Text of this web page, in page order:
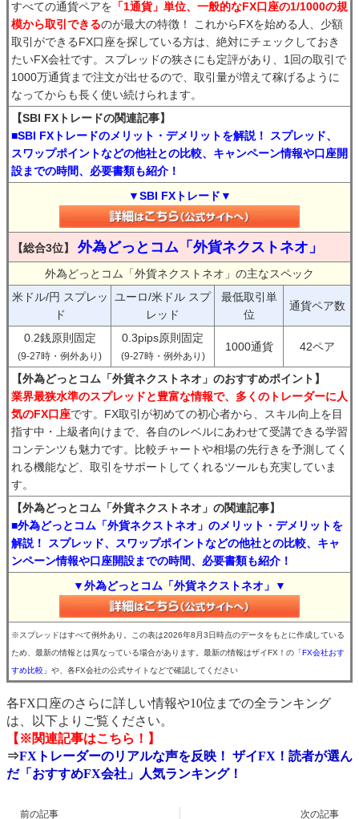
すべての通貨ペアを 「1通貨」単位、一般的なFX口座の1/1000の規
模から取引できるのが最大の特徴！ これからFXを始める人、少額
取引ができるFX口座を探している方は、絶対にチェックしておき
たいFX会社です。スプレッドの狭さにも定評があり、1回の取引で
1000万通貨まで注文が出せるので、取引量が増えて稼げるように
なってからも長く使い続けられます。
【SBI FXトレードの関連記事】
■SBI FXトレードのメリット・デメリットを解説！ スプレッド、
スワップポイントなどの他社との比較、キャンペーン情報や口座開
設までの時間、必要書類も紹介！
▼SBI FXトレード▼
【総合3位】 外為どっとコム「外貨ネクストネオ」
外為どっとコム「外貨ネクストネオ」の主なスペック
米ドル/円 スプレッ
ド
ユーロ/米ドル スプ
レッド
最低取引単
位
通貨ペア数
0.2銭原則固定
(9-27時・例外あり)
0.3pips原則固定
(9-27時・例外あり)
1000通貨 42ペア
【外為どっとコム「外貨ネクストネオ」のおすすめポイント】
業界最狭水準のスプレッドと豊富な情報で、多くのトレーダーに人
気のFX口座です。FX取引が初めての初心者から、スキル向上を目
指す中・上級者向けまで、各自のレベルにあわせて受講できる学習
コンテンツも魅力です。比較チャートや相場の先行きを予測してく
れる機能など、取引をサポートしてくれるツールも充実していま
す。
【外為どっとコム「外貨ネクストネオ」の関連記事】
■外為どっとコム「外貨ネクストネオ」のメリット・デメリットを
解説！ スプレッド、スワップポイントなどの他社との比較、キャ
ンペーン情報や口座開設までの時間、必要書類も紹介！
▼外為どっとコム「外貨ネクストネオ」▼
※スプレッドはすべて例外あり。この表は2026年8月3日時点のデータをもとに作成している
ため、最新の情報とは異なっている場合があります。最新の情報はザイFX！の 「FX会社おす
すめ比較」 や、各FX会社の公式サイトなどで確認してください
各FX口座のさらに詳しい情報や10位までの全ランキング
は、以下よりご覧ください。
【※関連記事はこちら！】
⇒FXトレーダーのリアルな声を反映！ ザイFX！読者が選ん
だ「おすすめFX会社」人気ランキング！
前の記事 次の記事